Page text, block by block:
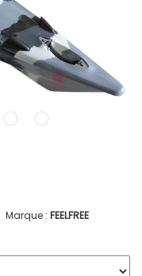
FEELFREE